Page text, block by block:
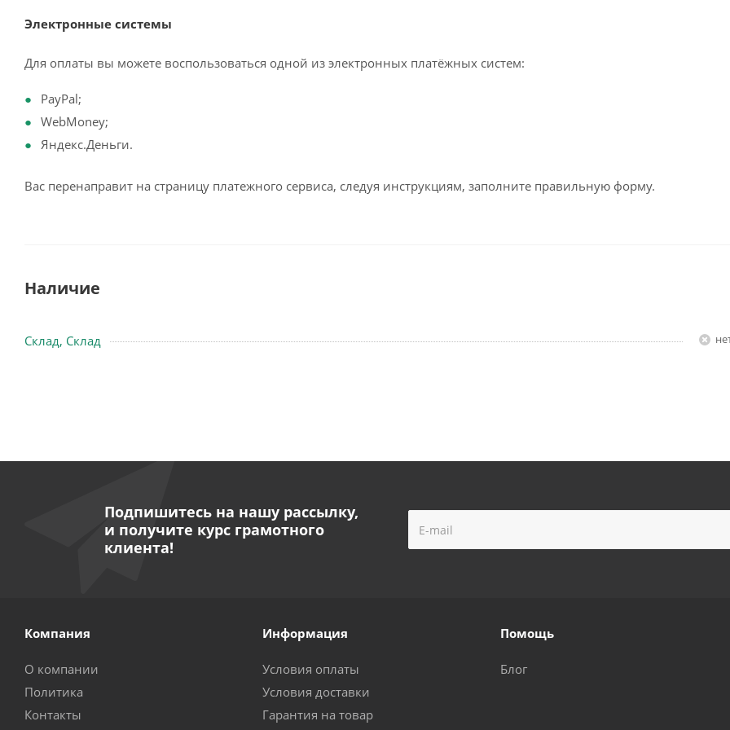
Электронные системы
Для оплаты вы можете воспользоваться одной из электронных платёжных систем:
PayPal;
WebMoney;
Яндекс.Деньги.
Вас перенаправит на страницу платежного сервиса, следуя инструкциям, заполните правильную форму.
Наличие
Склад, Склад
Подпишитесь на нашу рассылку,
и получите курс грамотного
клиента!
Компания
О компании
Политика
Контакты
Информация
Условия оплаты
Условия доставки
Гарантия на товар
Помощь
Блог